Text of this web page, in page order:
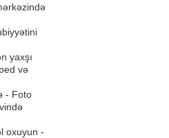
yaxşı
və
- Foto
oxuyun -